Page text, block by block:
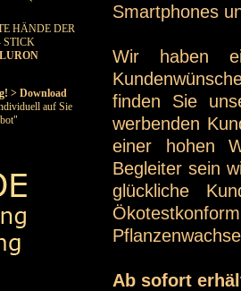
HÄNDE DER
STICK
> Download
auf Sie
Smartphones
Wir haben
finden Sie
werbenden
einer hohen
Begleiter sein
glückliche
Ab sofort